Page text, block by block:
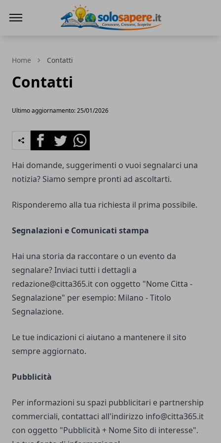
Home Contatti
Contatti
Ultimo aggiornamento: 25/01/2026
FacebookTwitterWhatsapp
Hai domande, suggerimenti o vuoi segnalarci una
notizia? Siamo sempre pronti ad ascoltarti.
Risponderemo alla tua richiesta il prima possibile.
Segnalazioni e Comunicati stampa
Hai una storia da raccontare o un evento da
segnalare? Inviaci tutti i dettagli a
redazione@citta365.it con oggetto "Nome Citta -
Segnalazione" per esempio: Milano - Titolo
Segnalazione.
Le tue indicazioni ci aiutano a mantenere il sito
sempre aggiornato.
Pubblicità
Per informazioni su spazi pubblicitari e partnership
commerciali, contattaci all'indirizzo info@citta365.it
con oggetto "Pubblicità + Nome Sito di interesse".